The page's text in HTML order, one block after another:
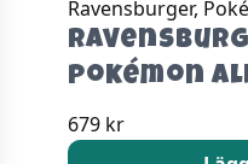
Ravensburger,
Pokémon
679 kr